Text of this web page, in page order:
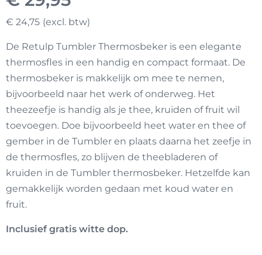
€ 24,75
De Retulp Tumbler Thermosbeker is een elegante
thermosfles in een handig en compact formaat. De
thermosbeker is makkelijk om mee te nemen,
bijvoorbeeld naar het werk of onderweg. Het
theezeefje is handig als je thee, kruiden of fruit wil
toevoegen. Doe bijvoorbeeld heet water en thee of
gember in de Tumbler en plaats daarna het zeefje in
de thermosfles, zo blijven de theebladeren of
kruiden in de Tumbler thermosbeker. Hetzelfde kan
gemakkelijk worden gedaan met koud water en
fruit.
Inclusief gratis witte dop.